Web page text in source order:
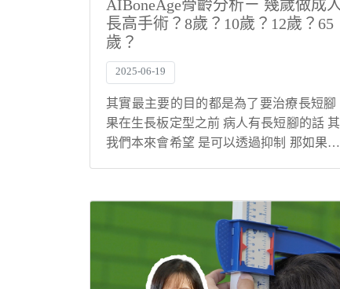
AIBoneAge骨齡分析ㄧ 幾歲做成人
長高手術？8歲？10歲？12歲？65
歲？
2025-06-19
其實最主要的目的都是為了要治療長短腳
果在生長板定型之前 病人有長短腳的話
我們本來會希望 是可以透過抑制 那如果病
常就是會等到 他整個骨骼生長板閉...